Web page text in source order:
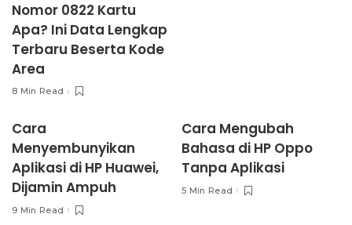
Nomor 0822 Kartu
Apa? Ini Data Lengkap
Terbaru Beserta Kode
Area
8 Min Read
Cara
Menyembunyikan
Aplikasi di HP Huawei,
Dijamin Ampuh
9 Min Read
Cara Mengubah
Bahasa di HP Oppo
Tanpa Aplikasi
5 Min Read